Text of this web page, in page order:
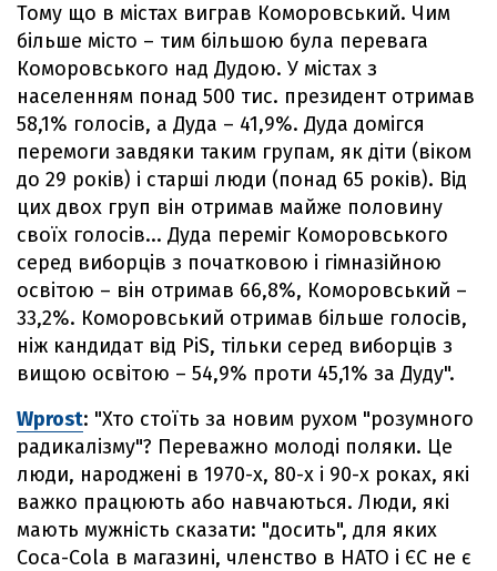
Тому що в містах виграв Коморовський. Чим
більше місто – тим більшою була перевага
Коморовського над Дудою. У містах з
населенням понад 500 тис. президент отримав
58,1% голосів, а Дуда – 41,9%. Дуда домігся
перемоги завдяки таким групам, як діти (віком
до 29 років) і старші люди (понад 65 років). Від
цих двох груп він отримав майже половину
своїх голосів... Дуда переміг Коморовського
серед виборців з початковою і гімназійною
освітою – він отримав 66,8%, Коморовський –
33,2%. Коморовський отримав більше голосів,
ніж кандидат від PiS, тільки серед виборців з
вищою освітою – 54,9% проти 45,1% за Дуду".
Wprost: "Хто стоїть за новим рухом "розумного
радикалізму"? Переважно молоді поляки. Це
люди, народжені в 1970-х, 80-х і 90-х роках, які
важко працюють або навчаються. Люди, які
мають мужність сказати: "досить", для яких
Coca-Cola в магазині, членство в НАТО і ЄС не є